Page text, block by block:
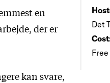
Det
Free
en
der er
kan svare,